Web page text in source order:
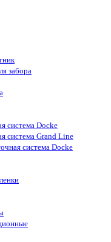
забора
система Docke
система Grand Line
система Docke